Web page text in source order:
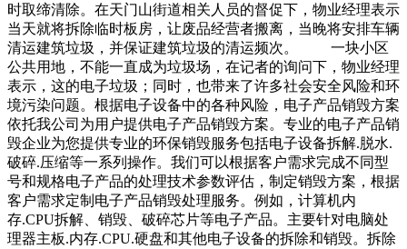
时取缔清除。在天门山街道相关人员的督促下，物业经理表示
当天就将拆除临时板房，让废品经营者搬离，当晚将安排车辆
清运建筑垃圾，并保证建筑垃圾的清运频次。 一块小区
公共用地，不能一直成为垃圾场，在记者的询问下，物业经理
表示，这的电子垃圾；同时，也带来了许多社会安全风险和环
境污染问题。根据电子设备中的各种风险，电子产品销毁方案
依托我公司为用户提供电子产品销毁方案。专业的电子产品销
毁企业为您提供专业的环保销毁服务包括电子设备拆解.脱水.
破碎.压缩等一系列操作。我们可以根据客户需求完成不同型
号和规格电子产品的处理技术参数评估，制定销毁方案，根据
客户需求定制电子产品销毁处理服务。例如，计算机内
存.CPU拆解、销毁、破碎芯片等电子产品。主要针对电脑处
理器主板.内存.CPU.硬盘和其他电子设备的拆除和销毁。拆除